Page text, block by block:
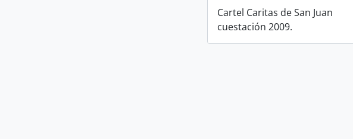
Cartel Caritas de San Juan
cuestación 2009.